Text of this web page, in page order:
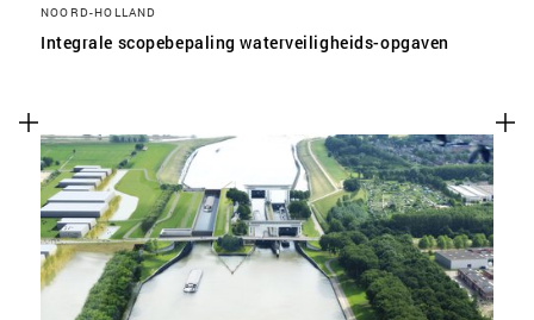
NOORD-HOLLAND
Integrale scopebepaling waterveiligheids-opgaven